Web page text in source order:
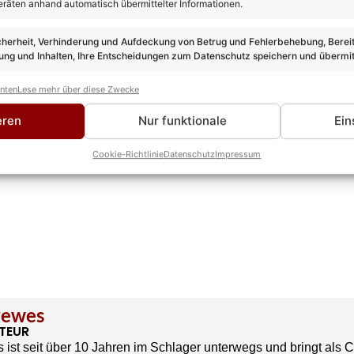
anhand automatisch übermittelter Informationen.
Verhinderung und Aufdeckung von Betrug und Fehlerbehebung,
und Inhalten, Ihre Entscheidungen zum Datenschutz speichern und
Lese mehr über diese Zwecke
Nur funktionale
Cookie-RichtlinieDatenschutzImpressum
ist seit über 10 Jahren im Schlager unterwegs und bringt als